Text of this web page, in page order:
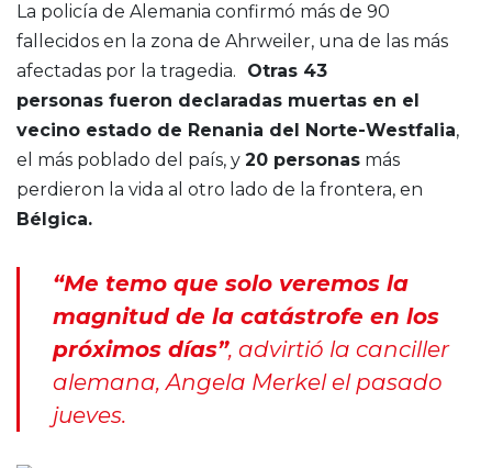
La policía de Alemania confirmó más de 90
fallecidos en la zona de Ahrweiler, una de las más
afectadas por la tragedia. Otras 43
personas fueron declaradas muertas en el
vecino estado de Renania del Norte-Westfalia,
el más poblado del país, y 20 personas más
perdieron la vida al otro lado de la frontera, en
Bélgica.
“Me temo que solo veremos la
magnitud de la catástrofe en los
próximos días”, advirtió la canciller
alemana, Angela Merkel el pasado
jueves.